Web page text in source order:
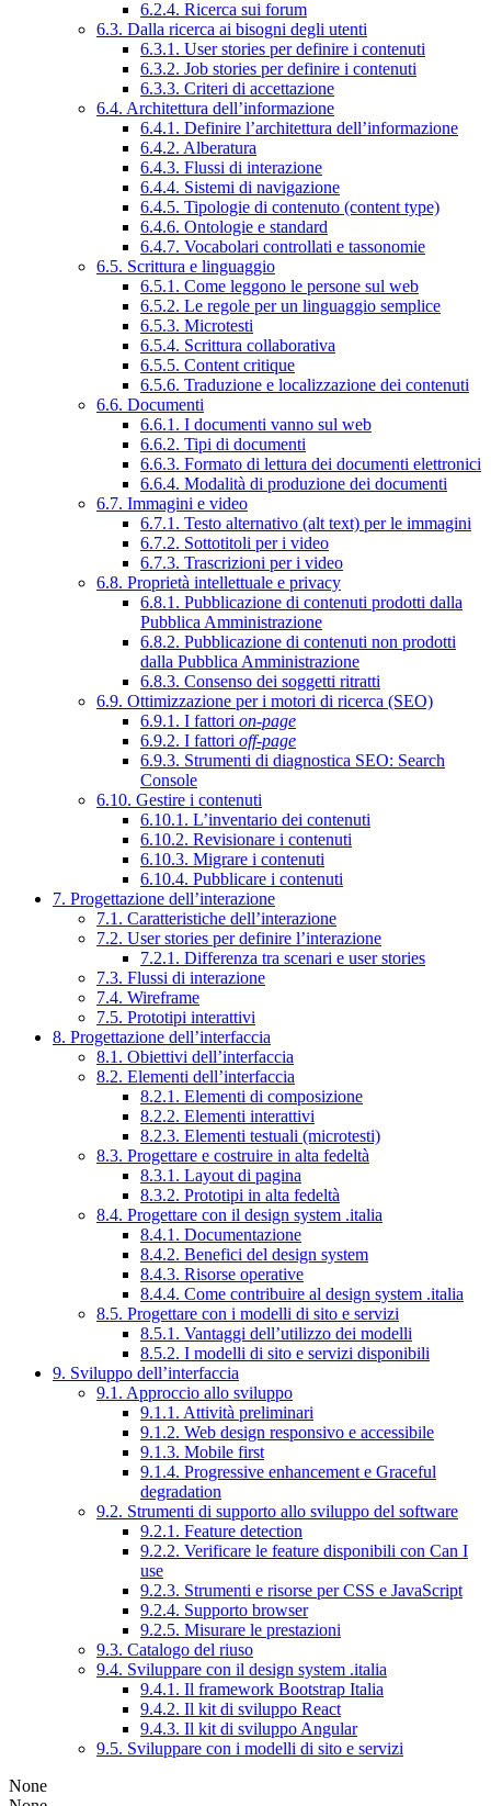
6.2.4. Ricerca sui forum
6.3. Dalla ricerca ai bisogni degli utenti
6.3.1. User stories per definire i contenuti
6.3.2. Job stories per definire i contenuti
6.3.3. Criteri di accettazione
6.4. Architettura dell’informazione
6.4.1. Definire l’architettura dell’informazione
6.4.2. Alberatura
6.4.3. Flussi di interazione
6.4.4. Sistemi di navigazione
6.4.5. Tipologie di contenuto (content type)
6.4.6. Ontologie e standard
6.4.7. Vocabolari controllati e tassonomie
6.5. Scrittura e linguaggio
6.5.1. Come leggono le persone sul web
6.5.2. Le regole per un linguaggio semplice
6.5.3. Microtesti
6.5.4. Scrittura collaborativa
6.5.5. Content critique
6.5.6. Traduzione e localizzazione dei contenuti
6.6. Documenti
6.6.1. I documenti vanno sul web
6.6.2. Tipi di documenti
6.6.3. Formato di lettura dei documenti elettronici
6.6.4. Modalità di produzione dei documenti
6.7. Immagini e video
6.7.1. Testo alternativo (alt text) per le immagini
6.7.2. Sottotitoli per i video
6.7.3. Trascrizioni per i video
6.8. Proprietà intellettuale e privacy
6.8.1. Pubblicazione di contenuti prodotti dalla
Pubblica Amministrazione
6.8.2. Pubblicazione di contenuti non prodotti
dalla Pubblica Amministrazione
6.8.3. Consenso dei soggetti ritratti
6.9. Ottimizzazione per i motori di ricerca (SEO)
6.9.1. I fattori on-page
6.9.2. I fattori off-page
6.9.3. Strumenti di diagnostica SEO: Search
Console
6.10. Gestire i contenuti
6.10.1. L’inventario dei contenuti
6.10.2. Revisionare i contenuti
6.10.3. Migrare i contenuti
6.10.4. Pubblicare i contenuti
7. Progettazione dell’interazione
7.1. Caratteristiche dell’interazione
7.2. User stories per definire l’interazione
7.2.1. Differenza tra scenari e user stories
7.3. Flussi di interazione
7.4. Wireframe
7.5. Prototipi interattivi
8. Progettazione dell’interfaccia
8.1. Obiettivi dell’interfaccia
8.2. Elementi dell’interfaccia
8.2.1. Elementi di composizione
8.2.2. Elementi interattivi
8.2.3. Elementi testuali (microtesti)
8.3. Progettare e costruire in alta fedeltà
8.3.1. Layout di pagina
8.3.2. Prototipi in alta fedeltà
8.4. Progettare con il design system .italia
8.4.1. Documentazione
8.4.2. Benefici del design system
8.4.3. Risorse operative
8.4.4. Come contribuire al design system .italia
8.5. Progettare con i modelli di sito e servizi
8.5.1. Vantaggi dell’utilizzo dei modelli
8.5.2. I modelli di sito e servizi disponibili
9. Sviluppo dell’interfaccia
9.1. Approccio allo sviluppo
9.1.1. Attività preliminari
9.1.2. Web design responsivo e accessibile
9.1.3. Mobile first
9.1.4. Progressive enhancement e Graceful
degradation
9.2. Strumenti di supporto allo sviluppo del software
9.2.1. Feature detection
9.2.2. Verificare le feature disponibili con Can I
use
9.2.3. Strumenti e risorse per CSS e JavaScript
9.2.4. Supporto browser
9.2.5. Misurare le prestazioni
9.3. Catalogo del riuso
9.4. Sviluppare con il design system .italia
9.4.1. Il framework Bootstrap Italia
9.4.2. Il kit di sviluppo React
9.4.3. Il kit di sviluppo Angular
9.5. Sviluppare con i modelli di sito e servizi
None